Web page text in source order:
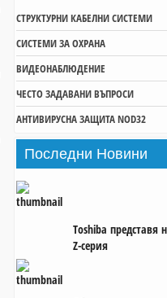
СТРУКТУРНИ КАБЕЛНИ СИСТЕМИ
СИСТЕМИ ЗА ОХРАНА
ВИДЕОНАБЛЮДЕНИЕ
ЧЕСТО ЗАДАВАНИ ВЪПРОСИ
АНТИВИРУСНА ЗАЩИТА NOD32
Последни Новини
Toshiba представя
Z-серия